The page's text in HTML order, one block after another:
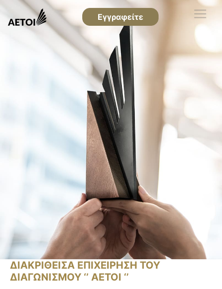
Εγγραφείτε
ΔΙΑΚΡΙΘΕΙΣΑ ΕΠΙΧΕΙΡΗΣΗ ΤΟΥ
ΔΙΑΓΩΝΙΣΜΟΥ ‘’ ΑΕΤΟΙ ‘’